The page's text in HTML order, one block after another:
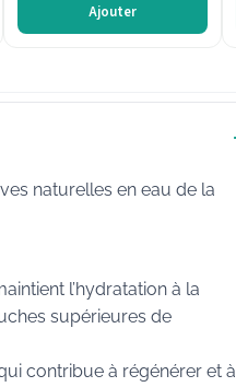
Ajouter
naturelles en eau de la
l’hydratation à la
supérieures de
contribue à régénérer et à